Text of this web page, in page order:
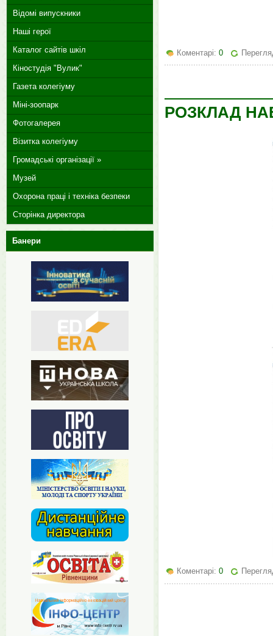
Коментарі: 0
РОЗКЛАД
Коментарі: 0
Відомі випускники
Наші герої
Каталог сайтів шкіл
Кіностудія "Вулик"
Газета колегіуму
Міні-зоопарк
Фотогалерея
Візитка колегіуму
Громадські організації »
Музей
Охорона праці і техніка безпеки
Сторінка директора
Банери